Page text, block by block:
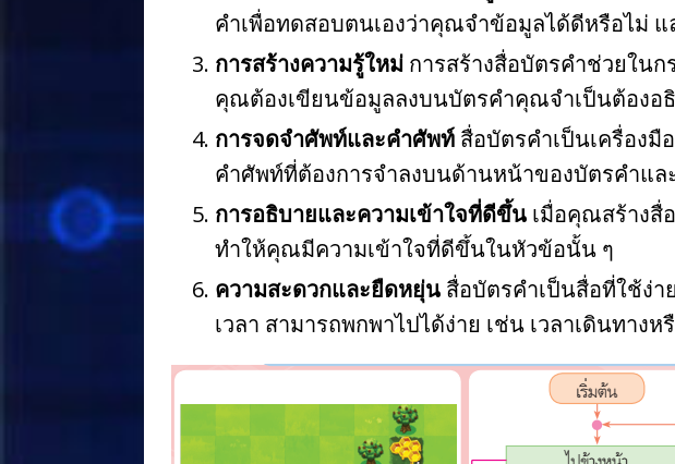
คำเพื่อทดสอบตนเองว่าคุณจำข้อมูลได้ดีหรือไม่
การสร้างความรู้ใหม่ การสร้างสื่อบัตรคำช่วยใน
คุณต้องเขียนข้อมูลลงบนบัตรคำคุณจำเป็นต้องอธิ
การจดจำศัพท์และคำศัพท์ สื่อบัตรคำเป็นเครื่อง
คำศัพท์ที่ต้องการจำลงบนด้านหน้าของบัตรคำแ
การอธิบายและความเข้าใจที่ดีขึ้น เมื่อคุณสร้างสื่
ทำให้คุณมีความเข้าใจที่ดีขึ้นในหัวข้อนั้น ๆ
ความสะดวกและยืดหยุ่น สื่อบัตรคำเป็นสื่อที่ใช้ง่
เวลา สามารถพกพาไปได้ง่าย เช่น เวลาเดินทางห